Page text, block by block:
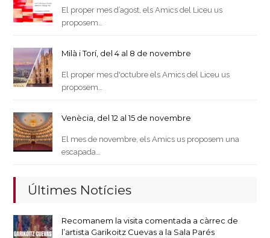
El proper mes d’agost, els Amics del Liceu us
proposem…
Milà i Torí, del 4 al 8 de novembre
El proper mes d'octubre els Amics del Liceu us
proposem…
Venècia, del 12 al 15 de novembre
El mes de novembre, els Amics us proposem una
escapada…
Últimes Notícies
Recomanem la visita comentada a càrrec de
l’artista Garikoitz Cuevas a la Sala Parés